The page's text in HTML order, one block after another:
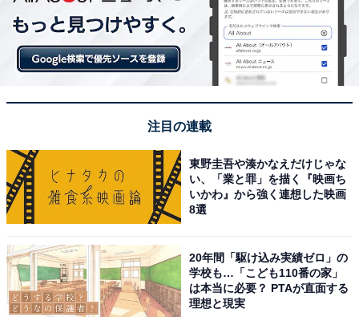
つつ、夜には多くの居酒屋や飲食店が明かりをともす、
県内最大級の繁華街です。
回答者コメント
「オシャレな飲み屋さんが多いので女子会がしやす
いから」（40代女性／京都府）
「ショッピング施設、カフェ、飲食店など多数の店
があるから」（40代女性／兵庫県）
「飲食店や居酒屋が多く集まり、千葉駅周辺らしい
注目の連載
東野圭吾や湊かなえだけじゃな
い、「業と罪」を描く『映画ち
いかわ』から強く連想した映画
8選
20年間「駆け込み実績ゼロ」の
学校も…「こども110番の家」
は本当に必要？ PTAが直面する
理想と現実